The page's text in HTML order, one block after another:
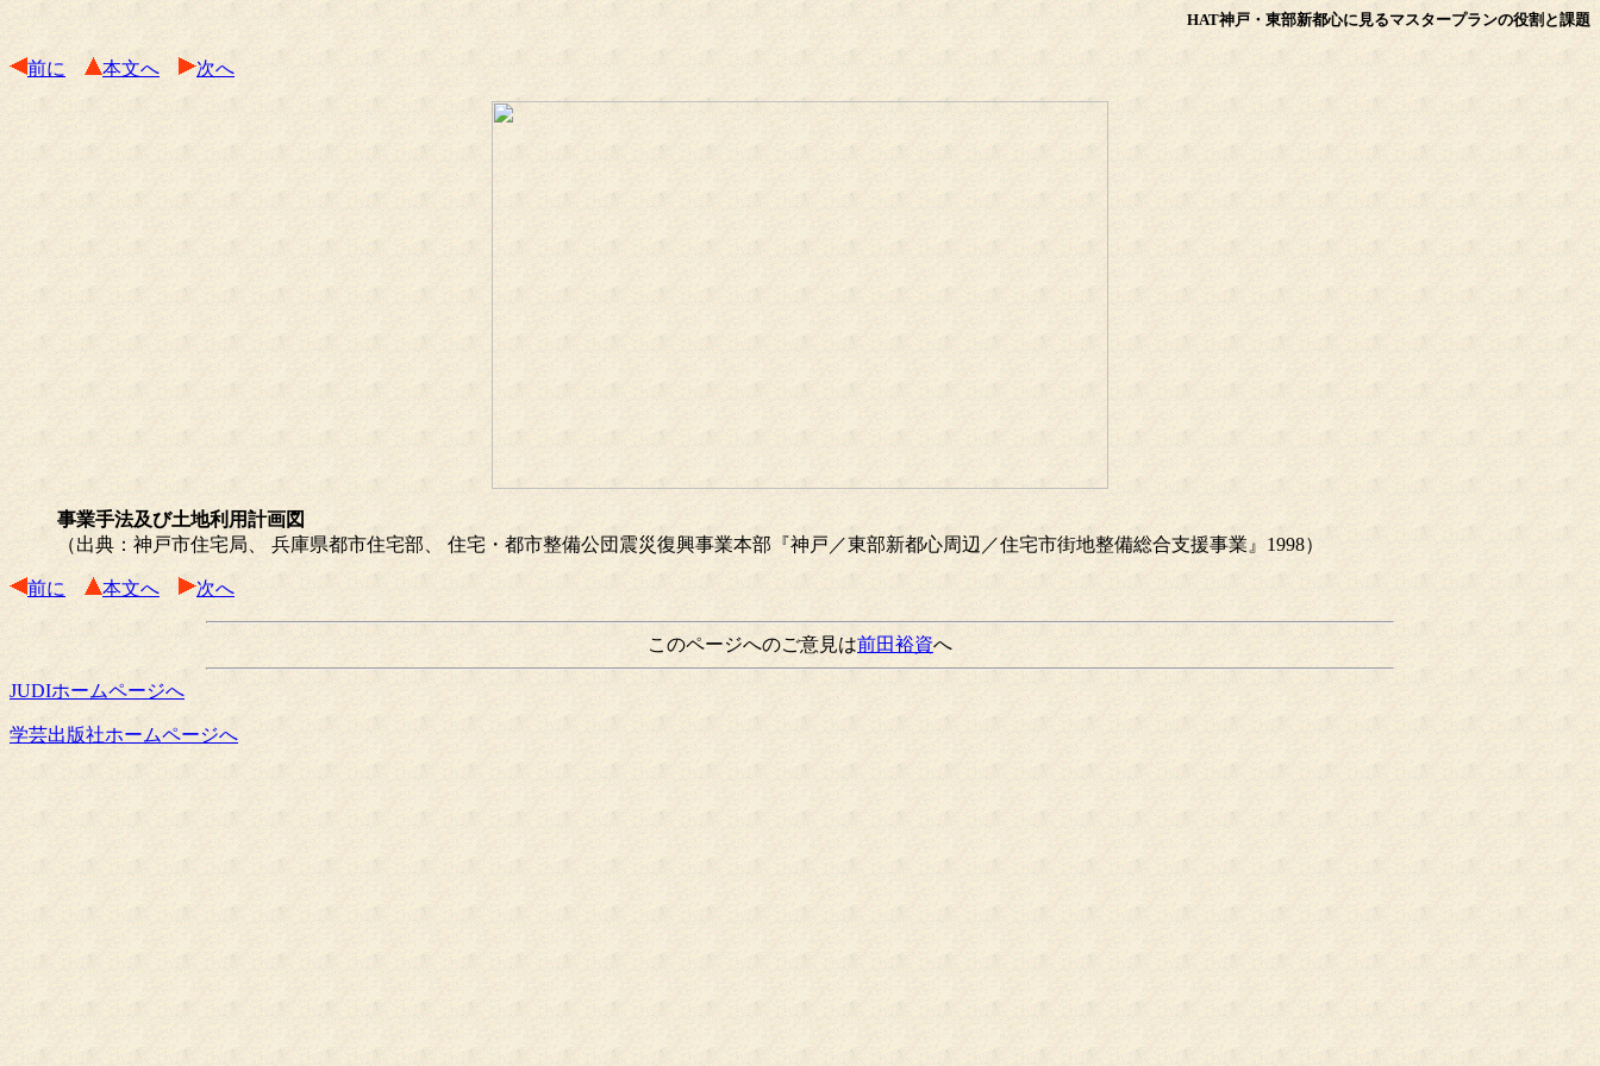
HAT神戸・東部新都心に見るマスタープランの役割と課題
前に 本文へ 次へ
事業手法及び土地利用計画図
（出典：神戸市住宅局、 兵庫県都市住宅部、 住宅・都市整備公団震災復興事業本部『神戸／東部新都心周辺／住宅市街地整備総合支援事業』1998）
前に 本文へ 次へ
このページへのご意見は前田裕資へ
JUDIホームページへ
学芸出版社ホームページへ